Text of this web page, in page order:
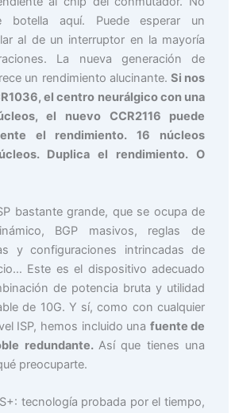
botella aquí. Puede esperar un
al de un interruptor en la mayoría
La nueva generación de
un rendimiento alucinante. Si nos
el centro neurálgico con una
el nuevo CCR2116 puede
el rendimiento. 16 núcleos
Duplica el rendimiento. O
bastante grande, que se ocupa de
BGP masivos, reglas de
y configuraciones intrincadas de
Este es el dispositivo adecuado
de potencia bruta y utilidad
de 10G. Y sí, como con cualquier
ISP, hemos incluido una fuente de
redundante. Así que tienes una
preocuparte.
tecnología probada por el tiempo,